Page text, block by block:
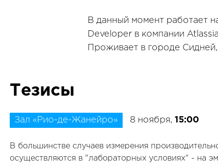
В данный момент работает
Developer в компании
Проживает в городе
Тезисы
Зал «Рио-де-Жанейро» 8 ноября, 15:00
В большинстве случаев измерения
осуществляются в "лабораторных условиях" - на